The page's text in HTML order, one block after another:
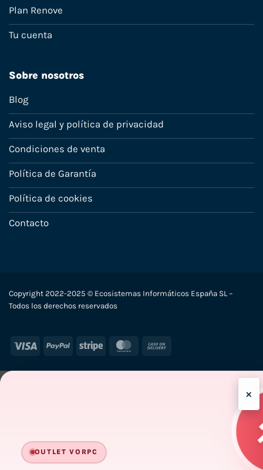
Plan Renove
Tu cuenta
Sobre nosotros
Blog
Aviso legal y política de privacidad
Condiciones de venta
Política de Garantía
Política de cookies
Contacto
Copyright 2022-2025 © Ecosistemas Informáticos España SL –
Todos los derechos reservados
Visa PayPal Stripe MasterCard
×
-
OUTLET VORPC